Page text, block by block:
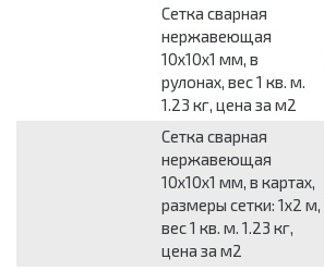
Сетка сварная
нержавеющая
10x10x1 мм, в
рулонах, вес 1 кв. м.
1.23 кг, цена за м2
Сетка сварная
нержавеющая
10x10x1 мм, в картах,
размеры сетки: 1x2 м,
вес 1 кв. м. 1.23 кг,
цена за м2